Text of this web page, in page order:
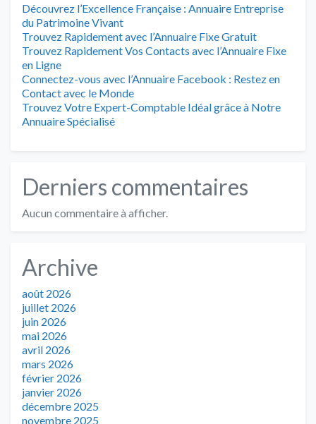
Découvrez l’Excellence Française : Annuaire Entreprise
du Patrimoine Vivant
Trouvez Rapidement avec l’Annuaire Fixe Gratuit
Trouvez Rapidement Vos Contacts avec l’Annuaire Fixe
en Ligne
Connectez-vous avec l’Annuaire Facebook : Restez en
Contact avec le Monde
Trouvez Votre Expert-Comptable Idéal grâce à Notre
Annuaire Spécialisé
Derniers commentaires
Aucun commentaire à afficher.
Archive
août 2026
juillet 2026
juin 2026
mai 2026
avril 2026
mars 2026
février 2026
janvier 2026
décembre 2025
novembre 2025